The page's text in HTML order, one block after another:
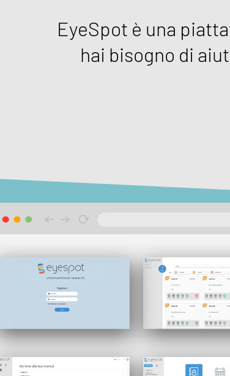
EyeSpot è una
hai bisogno di